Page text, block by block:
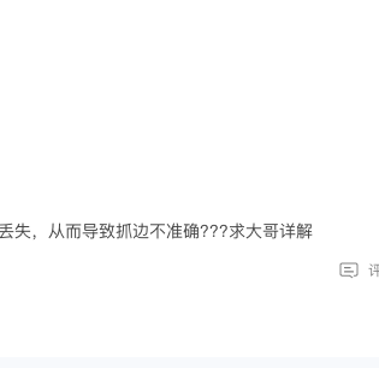
失，从而导致抓边不准确???求大哥详解